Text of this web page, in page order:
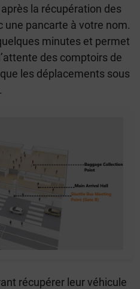
la récupération des
une pancarte à votre nom.
minutes et permet
des comptoirs de
les déplacements sous
récupérer leur véhicule